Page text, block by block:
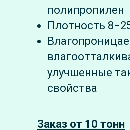
полипропилен
Плотность
улучшенные
свойства
Заказ от 10 тонн